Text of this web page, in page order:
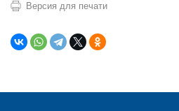
Версия для печати